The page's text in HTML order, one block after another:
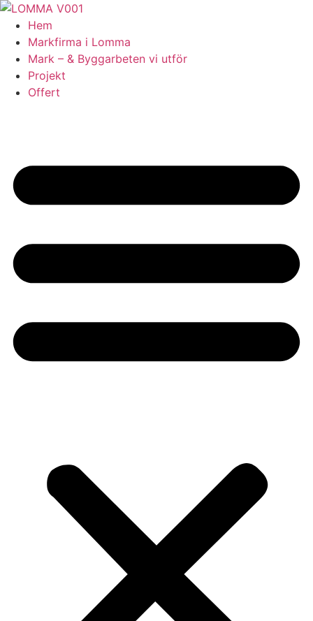
Skip
content
Hem
Markfirma i Lomma
Mark – & Byggarbeten vi utför
Projekt
Offert